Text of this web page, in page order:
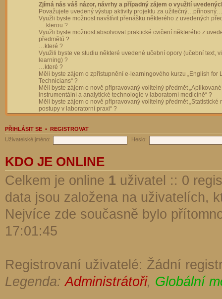
Zjímá nás váš názor, návrhy a případný zájem o využití
Považujete uvedený výstup aktivity projektu za
Využli byste možnost navštívit přenášku některého z uvedených
….kterou ?
Využli byste možnost absolvovat praktické cvičení některého z
předmětů ?
…které ?
Využili byste ve studiu některé uvedené učební opory (učební text,
learning) ?
…které ?
Měli byste zájem o zpřístupnění e-learningového kurzu „English for
Technicians“ ?
Měli byste zájem o nově připravovaný volitelný předmět „Aplikované
instrumentální a analytické technologie v laboratorní medicíně“ ?
Měli byste zájem o nově připravovaný volitelný předmět „Statistické
postupy v laboratorní praxi“ ?
PŘIHLÁSIT SE • REGISTROVAT
Uživatelské jméno:
Heslo:
KDO JE ONLINE
Celkem je online 1 uživatel :: 0
data jsou založena na uživatelích,
Nejvíce zde současně bylo
17:01:45
Registrovaní uživatelé: Žádní
Legenda:Administrátoři, Globální